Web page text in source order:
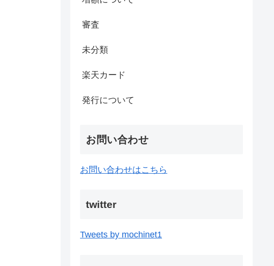
審査
未分類
楽天カード
発行について
お問い合わせ
お問い合わせはこちら
twitter
Tweets by mochinet1